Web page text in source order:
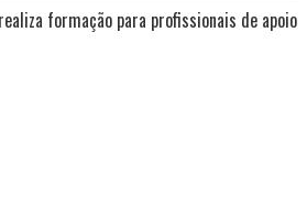
formação para profissionais de apoio